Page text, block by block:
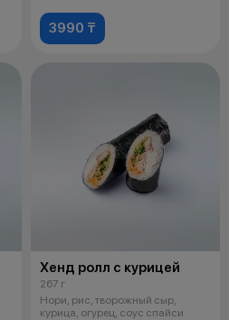
3990 ₸
Хенд ролл с курицей
267 г
Нори, рис, творожный сыр,
курица, огурец, соус спайси